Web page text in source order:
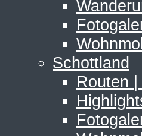
Schottland
Routen